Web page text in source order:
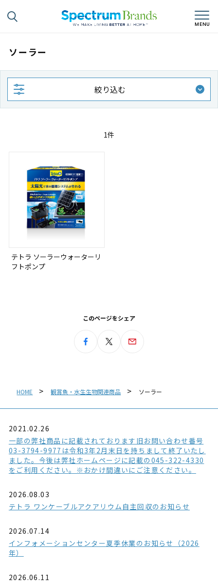
ソーラー
絞り込む
1件
テトラ ソーラーウォーターリ
フトポンプ
このページをシェア
HOME 観賞魚・水生生物関連商品 ソーラー
2021.02.26
一部の弊社商品に記載されております旧お問い合わせ番号
03-3794-9977は令和3年2月末日を持ちまして終了いたし
ました。今後は弊社ホームページに記載の045-322-4330
をご利用ください。※おかけ間違いにご注意ください。
2026.08.03
テトラ ワンケーブルアクアリウム自主回収のお知らせ
2026.07.14
インフォメーションセンター夏季休業のお知らせ（2026
年）
2026.06.11